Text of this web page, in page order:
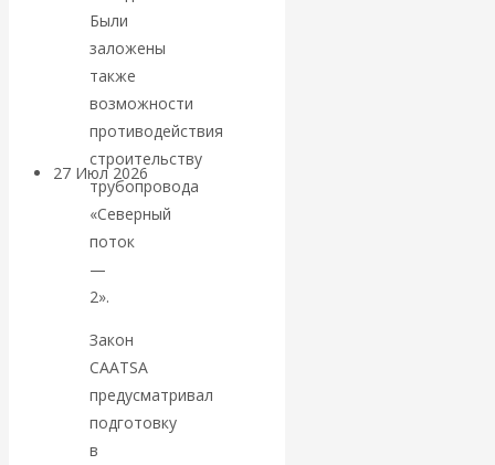
ростовщики»:
вчера и сегодня
27 Июл 2026 Мировая
валютная система
Валентин
«МЕТОД
ОТМЫВАНИЯ
Были
заложены
также
возможности
противодействия
строительству
трубопровода
«Северный
поток
—
2».
Закон
CAATSA
предусматривал
подготовку
в